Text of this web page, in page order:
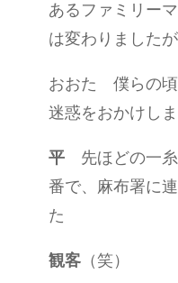
あるファミリー
は変わりました
おおた 僕らの頃
迷惑をおかけし
平先ほどの一糸
番で、麻布署に
た
観客（笑）